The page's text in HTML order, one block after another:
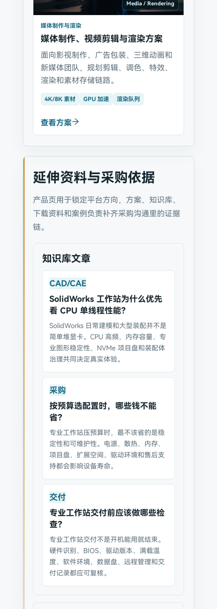
Media / Rendering
媒体制作与渲染
媒体制作、视频剪辑与渲染方案
面向影视制作、广告包装、三维动画和
新媒体团队，规划剪辑、调色、特效、
渲染和素材存储链路。
4K/8K 素材 GPU 加速 渲染队列
查看方案
延伸资料与采购依据
产品页用于锁定平台方向，方案、知识库、
下载资料和案例负责补齐采购沟通里的证据
链。
知识库文章
CAD/CAE
SolidWorks 工作站为什么优先
看 CPU 单线程性能？
SolidWorks 日常建模和大型装配并不是
简单堆显卡。CPU 高频、内存容量、专
业图形稳定性、NVMe 项目盘和装配体
治理共同决定真实体验。
采购
按预算选配置时，哪些钱不能
省？
专业工作站压预算时，最不该省的是稳
定性和可维护性。电源、散热、内存、
项目盘、扩展空间、驱动环境和售后支
持都会影响设备寿命。
交付
专业工作站交付前应该做哪些检
查？
专业工作站交付不是开机能用就结束。
硬件识别、BIOS、驱动版本、满载温
度、软件环境、数据盘、远程管理和交
付记录都应可复核。